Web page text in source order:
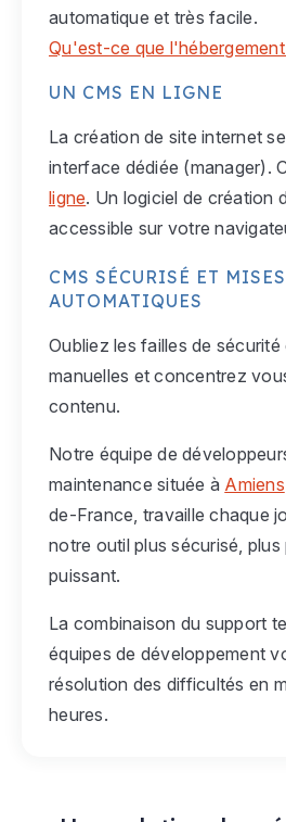
automatique et très facile.
Qu'est-ce que
UN CMS EN LIGNE
La création de site internet
interface dédiée (manager).
ligne. Un logiciel de création
accessible sur votre
CMS SÉCURISÉ ET
AUTOMATIQUES
Oubliez les failles de
manuelles et concentrez
contenu.
Notre équipe de
maintenance située à Amiens
de-France, travaille chaque
notre outil plus sécurisé,
puissant.
La combinaison du support
équipes de développement
résolution des difficultés en
heures.